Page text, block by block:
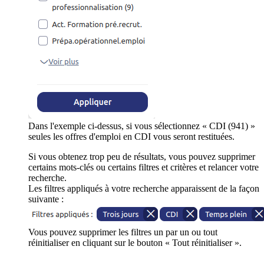
Dans l'exemple ci-dessus, si vous sélectionnez « CDI (941) »
seules les offres d'emploi en CDI vous seront restituées.
Si vous obtenez trop peu de résultats, vous pouvez supprimer
certains mots-clés ou certains filtres et critères et relancer votre
recherche.
Les filtres appliqués à votre recherche apparaissent de la façon
suivante :
Vous pouvez supprimer les filtres un par un ou tout
réinitialiser en cliquant sur le bouton « Tout réinitialiser ».